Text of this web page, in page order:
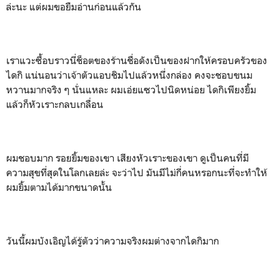
ล่ะนะ แต่ผมขอยืมอ่านก่อนแล้วกัน
เราแวะซื้อบราวนี่ช็อตของร้านชื่อดังเป็นของฝากให้ครอบครัวของ
ไดกิ แน่นอนว่าเจ้าตัวแอบชิมไปแล้วหนึ่งกล่อง คงจะชอบขนม
หวานมากจริง ๆ นั่นแหละ ผมเอ่ยแซวไปนิดหน่อย ไดกิเพียงยิ้ม
แล้วก็หัวเราะกลบเกลื่อน
ผมชอบมาก รอยยิ้มของเขา เสียงหัวเราะของเขา ดูเป็นคนที่มี
ความสุขที่สุดในโลกเลยล่ะ จะว่าไป มันมีไม่กี่คนหรอกนะที่จะทำให้
ผมยิ้มตามได้มากขนาดนั้น
วันนี้ผมบังเอิญได้รู้ตัวว่าความจริงผมต่างจากไดกิมาก